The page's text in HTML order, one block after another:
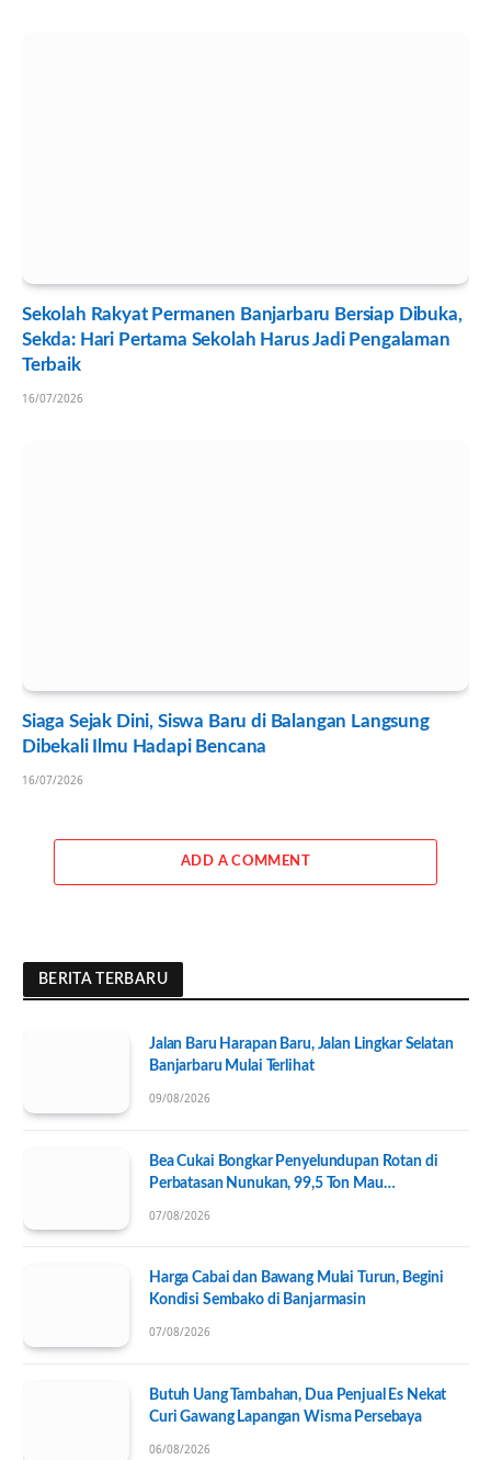
Sekolah Rakyat Permanen Banjarbaru Bersiap Dibuka,
Sekda: Hari Pertama Sekolah Harus Jadi Pengalaman
Terbaik
16/07/2026
Siaga Sejak Dini, Siswa Baru di Balangan Langsung
Dibekali Ilmu Hadapi Bencana
16/07/2026
ADD A COMMENT
BERITA TERBARU
Jalan Baru Harapan Baru, Jalan Lingkar Selatan
Banjarbaru Mulai Terlihat
09/08/2026
Bea Cukai Bongkar Penyelundupan Rotan di
Perbatasan Nunukan, 99,5 Ton Mau
07/08/2026
Harga Cabai dan Bawang Mulai Turun, Begini
Kondisi Sembako di Banjarmasin
07/08/2026
Butuh Uang Tambahan, Dua Penjual Es Nekat
Curi Gawang Lapangan Wisma Persebaya
06/08/2026